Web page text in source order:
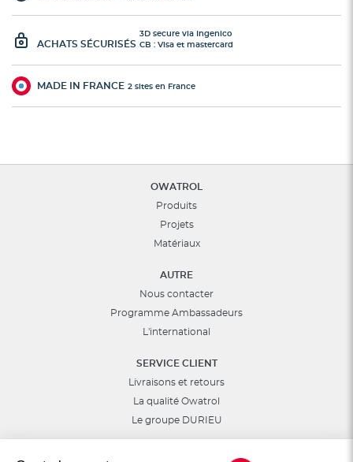
ACHATS SÉCURISÉS
3D secure via Ingenico
CB : Visa et mastercard
MADE IN FRANCE 2 sites en France
OWATROL
Produits
Projets
Matériaux
AUTRE
Nous contacter
Programme Ambassadeurs
L'international
SERVICE CLIENT
Livraisons et retours
La qualité Owatrol
Le groupe DURIEU